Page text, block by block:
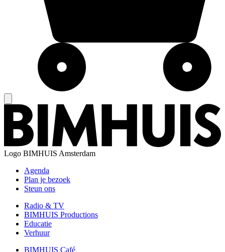
Logo BIMHUIS Amsterdam
Agenda
Plan je bezoek
Steun ons
Radio & TV
BIMHUIS Productions
Educatie
Verhuur
BIMHUIS Café